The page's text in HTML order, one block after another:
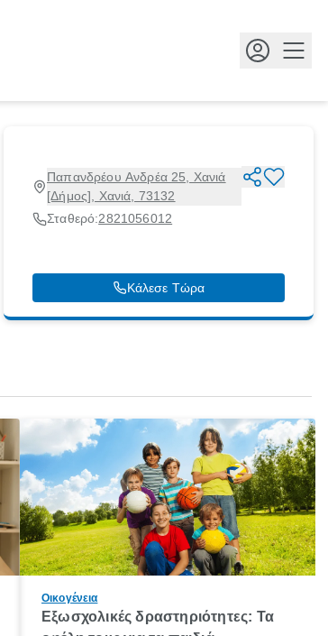
Παπανδρέου Ανδρέα 25, Χανιά
[Δήμος], Χανιά, 73132
Σταθερό:2821056012
Κάλεσε Τώρα
Οικογένεια
Εξωσχολικές δραστηριότητες: Τα